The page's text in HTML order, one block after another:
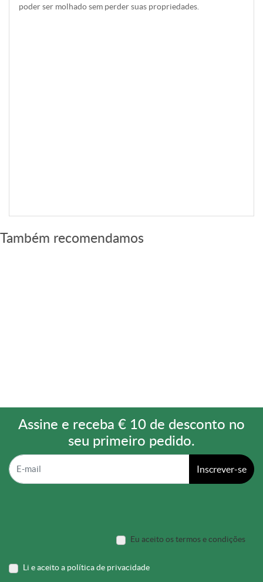
poder ser molhado sem perder suas propriedades.
Também recomendamos
Assine e receba € 10 de desconto no
seu primeiro pedido.
Inscrever-se
Eu aceito os termos e condições
Li e aceito a política de privacidade